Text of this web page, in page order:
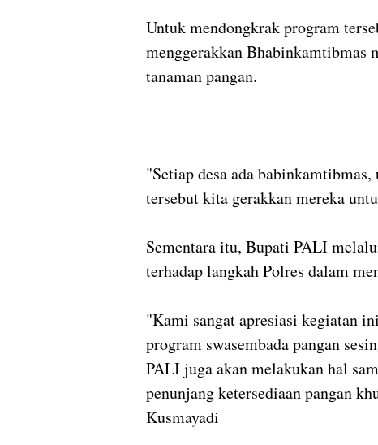
Untuk mendongkrak program
menggerakkan Bhabinkamtibmas
tanaman pangan.
"Setiap desa ada
tersebut kita gerakkan mereka
Sementara itu, Bupati PALI
terhadap langkah Polres dalam
"Kami sangat apresiasi kegiatan
program swasembada pangan
PALI juga akan melakukan hal
penunjang ketersediaan pangan
Kusmayadi